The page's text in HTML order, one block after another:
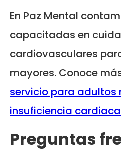
En Paz Mental
capacitadas en
cardiovasculares
mayores. Conoce
servicio para adultos
insuficiencia cardiaca
Preguntas